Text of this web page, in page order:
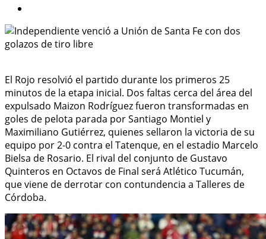
El Rojo resolvió el partido durante los primeros 25
minutos de la etapa inicial. Dos faltas cerca del área del
expulsado Maizon Rodríguez fueron transformadas en
goles de pelota parada por Santiago Montiel y
Maximiliano Gutiérrez, quienes sellaron la victoria de su
equipo por 2-0 contra el Tatenque, en el estadio Marcelo
Bielsa de Rosario. El rival del conjunto de Gustavo
Quinteros en Octavos de Final será Atlético Tucumán,
que viene de derrotar con contundencia a Talleres de
Córdoba.